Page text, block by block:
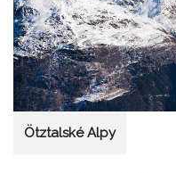
Ötztalské Alpy